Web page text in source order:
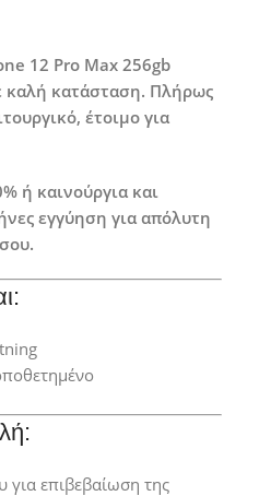
12 Pro Max 256gb
καλή κατάσταση. Πλήρως
έτοιμο για
ή καινούργια και
εγγύηση για απόλυτη
για επιβεβαίωση της